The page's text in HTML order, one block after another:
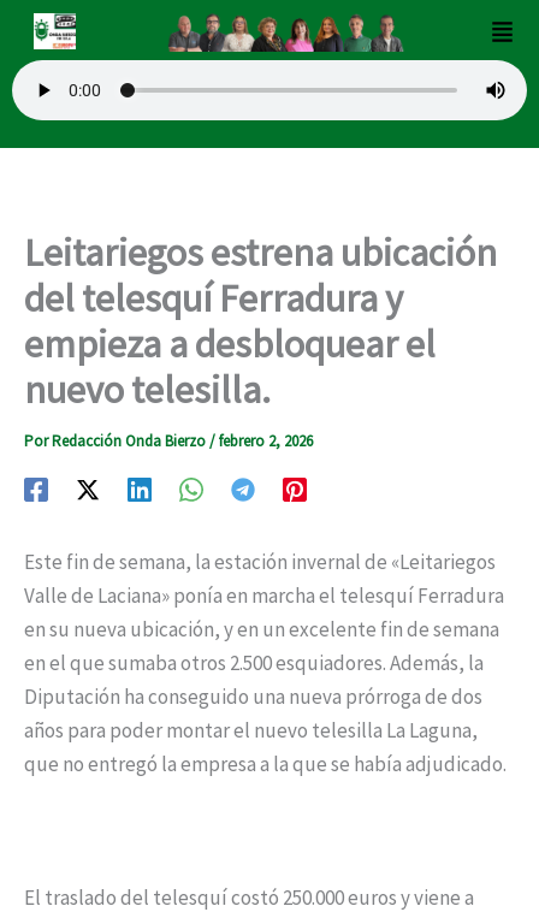
contenido
Leitariegos estrena ubicación
del telesquí Ferradura y
empieza a desbloquear el
nuevo telesilla.
PorRedacción Onda Bierzo/febrero 2, 2026
Este fin de semana, la estación invernal de «Leitariegos
Valle de Laciana» ponía en marcha el telesquí Ferradura
en su nueva ubicación, y en un excelente fin de semana
en el que sumaba otros 2.500 esquiadores. Además, la
Diputación ha conseguido una nueva prórroga de dos
años para poder montar el nuevo telesilla La Laguna,
que no entregó la empresa a la que se había adjudicado.
El traslado del telesquí costó 250.000 euros y viene a